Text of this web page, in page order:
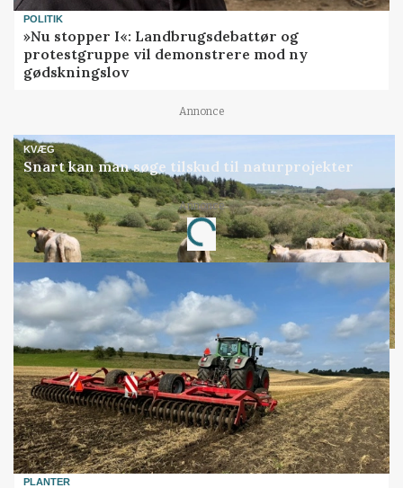
POLITIK
»Nu stopper I«: Landbrugsdebattør og
protestgruppe vil demonstrere mod ny
gødskningslov
Annonce
KVÆG
Snart kan man søge tilskud til naturprojekter
Annonce
Loading...
PLANTER